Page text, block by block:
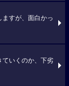
すが、面白かっ
ていくのか、下劣